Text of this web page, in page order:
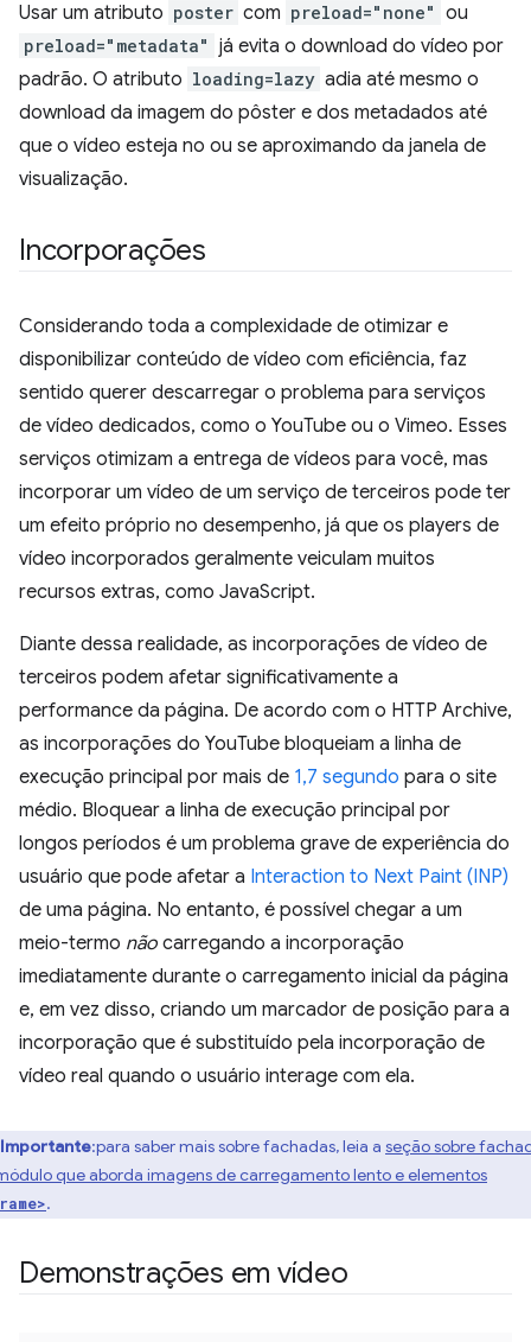
Usar um atributo poster com preload="none" ou
preload="metadata" já evita o download do vídeo por
padrão. O atributo loading=lazy adia até mesmo o
download da imagem do pôster e dos metadados até
que o vídeo esteja no ou se aproximando da janela de
visualização.
Incorporações
Considerando toda a complexidade de otimizar e
disponibilizar conteúdo de vídeo com eficiência, faz
sentido querer descarregar o problema para serviços
de vídeo dedicados, como o YouTube ou o Vimeo. Esses
serviços otimizam a entrega de vídeos para você, mas
incorporar um vídeo de um serviço de terceiros pode ter
um efeito próprio no desempenho, já que os players de
vídeo incorporados geralmente veiculam muitos
recursos extras, como JavaScript.
Diante dessa realidade, as incorporações de vídeo de
terceiros podem afetar significativamente a
performance da página. De acordo com o HTTP Archive,
as incorporações do YouTube bloqueiam a linha de
execução principal por mais de 1,7 segundo para o site
médio. Bloquear a linha de execução principal por
longos períodos é um problema grave de experiência do
usuário que pode afetar a Interaction to Next Paint (INP)
de uma página. No entanto, é possível chegar a um
meio-termo não carregando a incorporação
imediatamente durante o carregamento inicial da página
e, em vez disso, criando um marcador de posição para a
incorporação que é substituído pela incorporação de
vídeo real quando o usuário interage com ela.
Importante:para saber mais sobre fachadas, leia a seção sobre
que aborda imagens de carregamento lento e elementos
.
Demonstrações em vídeo